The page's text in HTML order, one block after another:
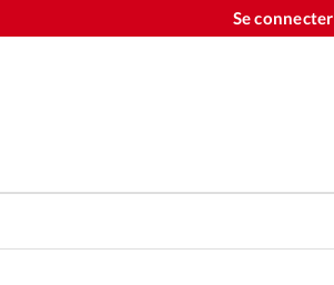
Se connecter